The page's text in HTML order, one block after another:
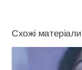
Схожі матеріали